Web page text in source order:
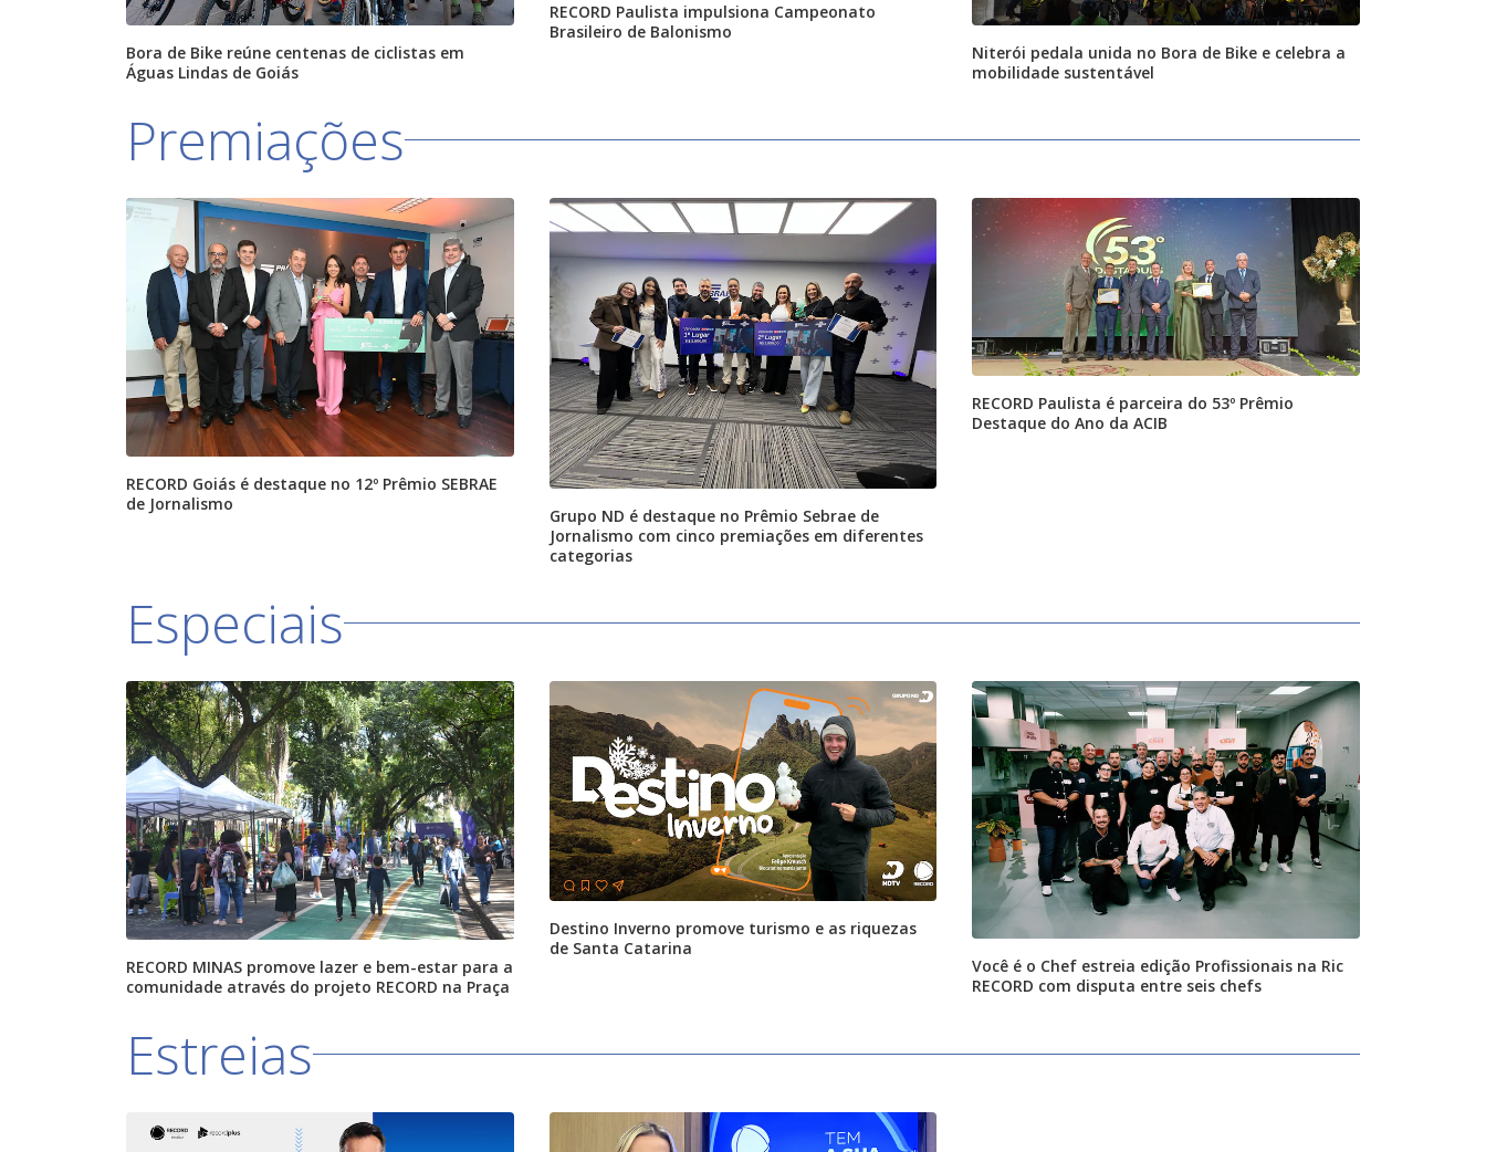
Bora de Bike reúne centenas de ciclistas em
Águas Lindas de Goiás
RECORD Paulista impulsiona Campeonato
Brasileiro de Balonismo
Niterói pedala unida no Bora de Bike e celebra a
mobilidade sustentável
Premiações
RECORD Goiás é destaque no 12º Prêmio SEBRAE
de Jornalismo
Grupo ND é destaque no Prêmio Sebrae de
Jornalismo com cinco premiações em diferentes
categorias
RECORD Paulista é parceira do 53º Prêmio
Destaque do Ano da ACIB
Especiais
RECORD MINAS promove lazer e bem-estar para a
comunidade através do projeto RECORD na Praça
Destino Inverno promove turismo e as riquezas
de Santa Catarina
Você é o Chef estreia edição Profissionais na Ric
RECORD com disputa entre seis chefs
Estreias